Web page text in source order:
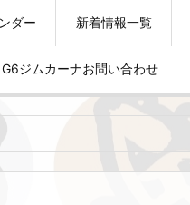
ダー 新着情報一覧
G6ジムカーナお問い合わせ